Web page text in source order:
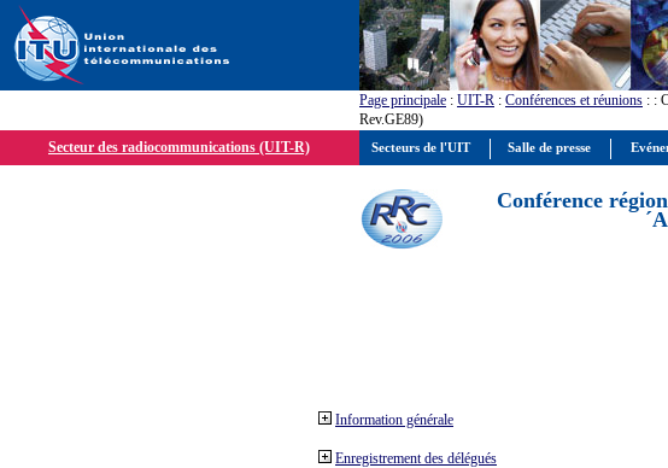
Page principale : UIT-R : Conférences et réunions : :
Rev.GE89)
Secteur des radiocommunications (UIT-R)
Conférence
Information générale
Enregistrement des délégués
Secteurs de l'UIT Salle de presse